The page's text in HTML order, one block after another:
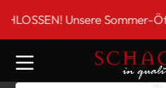
springen
Unsere Sommer-